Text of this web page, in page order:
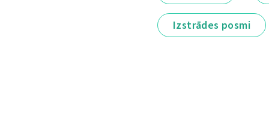
Izstrādes posmi